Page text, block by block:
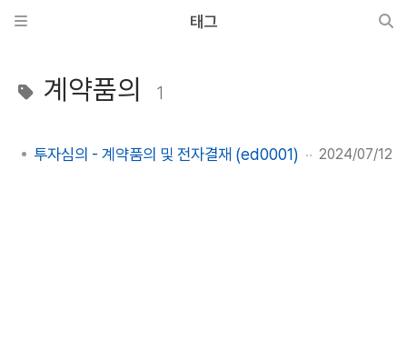
태그
계약품의 1
투자심의 - 계약품의 및 전자결재 (ed0001) 2024/07/12